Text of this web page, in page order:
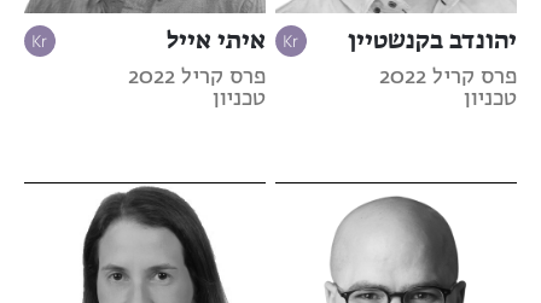
יהונדב בקנשטיין
פרס קריל 2022
טכניון
איתי אייל
פרס קריל 2022
טכניון